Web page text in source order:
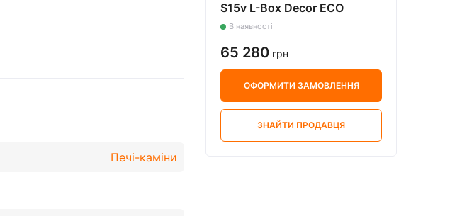
Печі-каміни
S15v L-Box Decor ECO
В наявності
65 280 грн
ОФОРМИТИ ЗАМОВЛЕННЯ
ЗНАЙТИ ПРОДАВЦЯ